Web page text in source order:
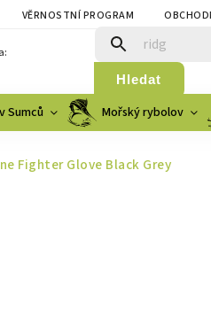
VĚRNOSTNÍ PROGRAM
Hledat
Sumců Mořský rybolov
Fighter Glove Black Grey